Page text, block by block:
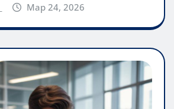
Мар 24, 2026